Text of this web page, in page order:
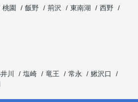
桃園 飯野 荊沢 東南湖
西野
川 塩崎 竜王 常永
鰍沢口